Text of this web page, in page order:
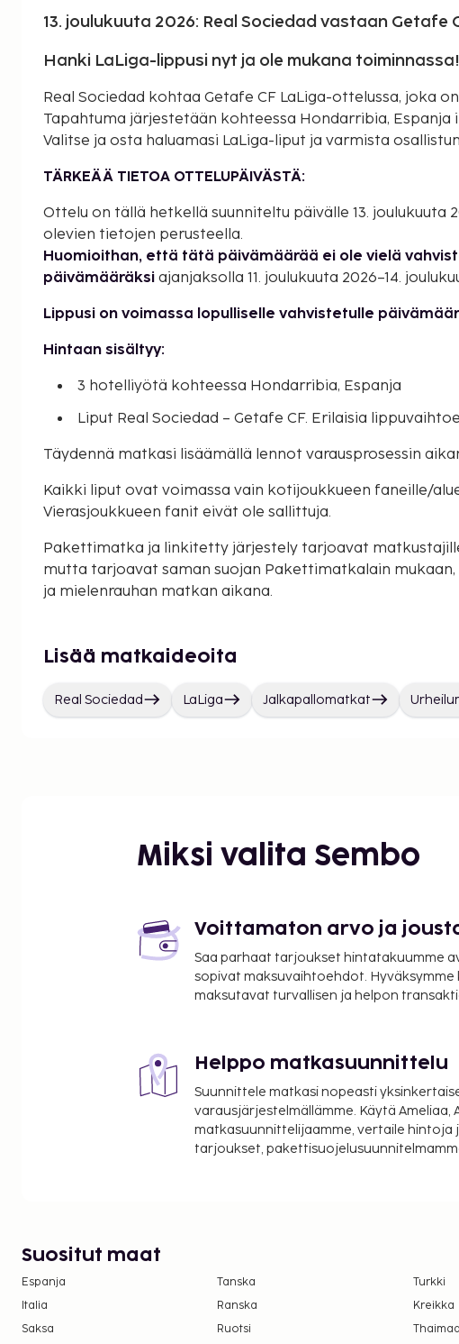
13. joulukuuta 2026: Real Sociedad vastaan Getafe
Hanki LaLiga-lippusi nyt ja ole mukana toiminnassa!
Real Sociedad kohtaa Getafe CF LaLiga-ottelussa, joka
Tapahtuma järjestetään kohteessa Hondarribia, Espanja
Valitse ja osta haluamasi LaLiga-liput ja varmista
TÄRKEÄÄ TIETOA OTTELUPÄIVÄSTÄ:
Ottelu on tällä hetkellä suunniteltu päivälle 13. joulukuuta
olevien tietojen perusteella.
Huomioithan, että tätä päivämäärää ei ole vielä
päivämääräksi ajanjaksolla 11. joulukuuta 2026–14.
Lippusi on voimassa lopulliselle vahvistetulle
Hintaan sisältyy:
3 hotelliyötä kohteessa Hondarribia, Espanja
Liput Real Sociedad – Getafe CF. Erilaisia
Täydennä matkasi lisäämällä lennot varausprosessin
Kaikki liput ovat voimassa vain kotijoukkueen faneille/
Vierasjoukkueen fanit eivät ole sallittuja.
Pakettimatka ja linkitetty järjestely tarjoavat
mutta tarjoavat saman suojan Pakettimatkalain
ja mielenrauhan matkan aikana.
Lisää matkaideoita
Real Sociedad LaLiga Jalkapallomatkat
Miksi valita Sembo
Voittamaton arvo ja
Saa parhaat tarjoukset hintatakuumme
sopivat maksuvaihtoehdot. Hyväksymme
maksutavat turvallisen ja helpon
Helppo matkasuunnittelu
Suunnittele matkasi nopeasti
varausjärjestelmällämme. Käytä Ameliaa,
matkasuunnittelijaamme, vertaile hintoja
tarjoukset,
Suositut maat
Espanja Tanska
Turkki
Italia
Ranska
Kreikka
Saksa
Ruotsi
Thaimaa